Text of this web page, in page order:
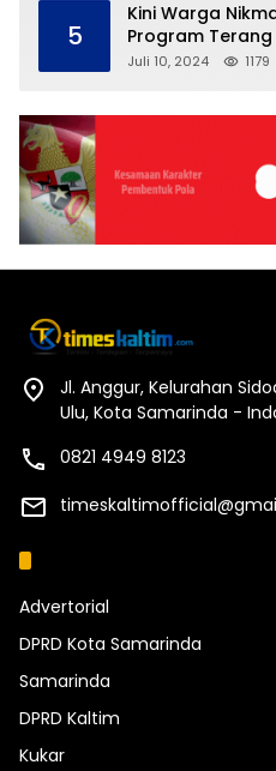
5
Kini Warga
Program
Juli 10, 2024 1179
Jl. Anggur, Kelurahan
Ulu, Kota Samarinda -
0821 4949 8123
Advertorial
DPRD Kota Samarinda
Samarinda
DPRD Kaltim
Kukar